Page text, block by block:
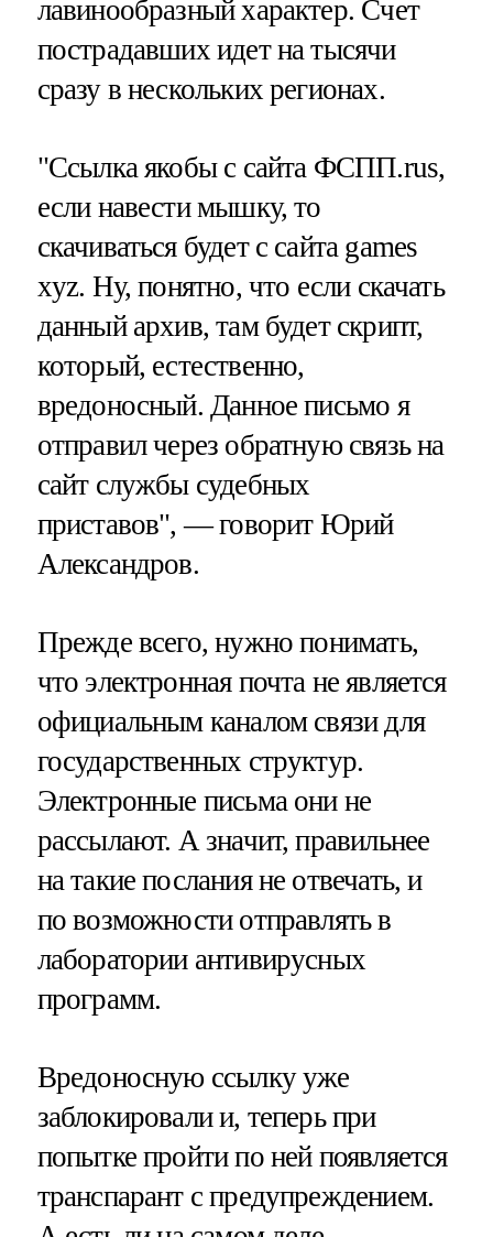
лавинообразный характер. Счет
пострадавших идет на тысячи
сразу в нескольких регионах.
"Ссылка якобы с сайта ФСПП.rus,
если навести мышку, то
скачиваться будет с сайта games
xyz. Ну, понятно, что если скачать
данный архив, там будет скрипт,
который, естественно,
вредоносный. Данное письмо я
отправил через обратную связь на
сайт службы судебных
приставов", — говорит Юрий
Александров.
Прежде всего, нужно понимать,
что электронная почта не является
официальным каналом связи для
государственных структур.
Электронные письма они не
рассылают. А значит, правильнее
на такие послания не отвечать, и
по возможности отправлять в
лаборатории антивирусных
программ.
Вредоносную ссылку уже
заблокировали и, теперь при
попытке пройти по ней появляется
транспарант с предупреждением.